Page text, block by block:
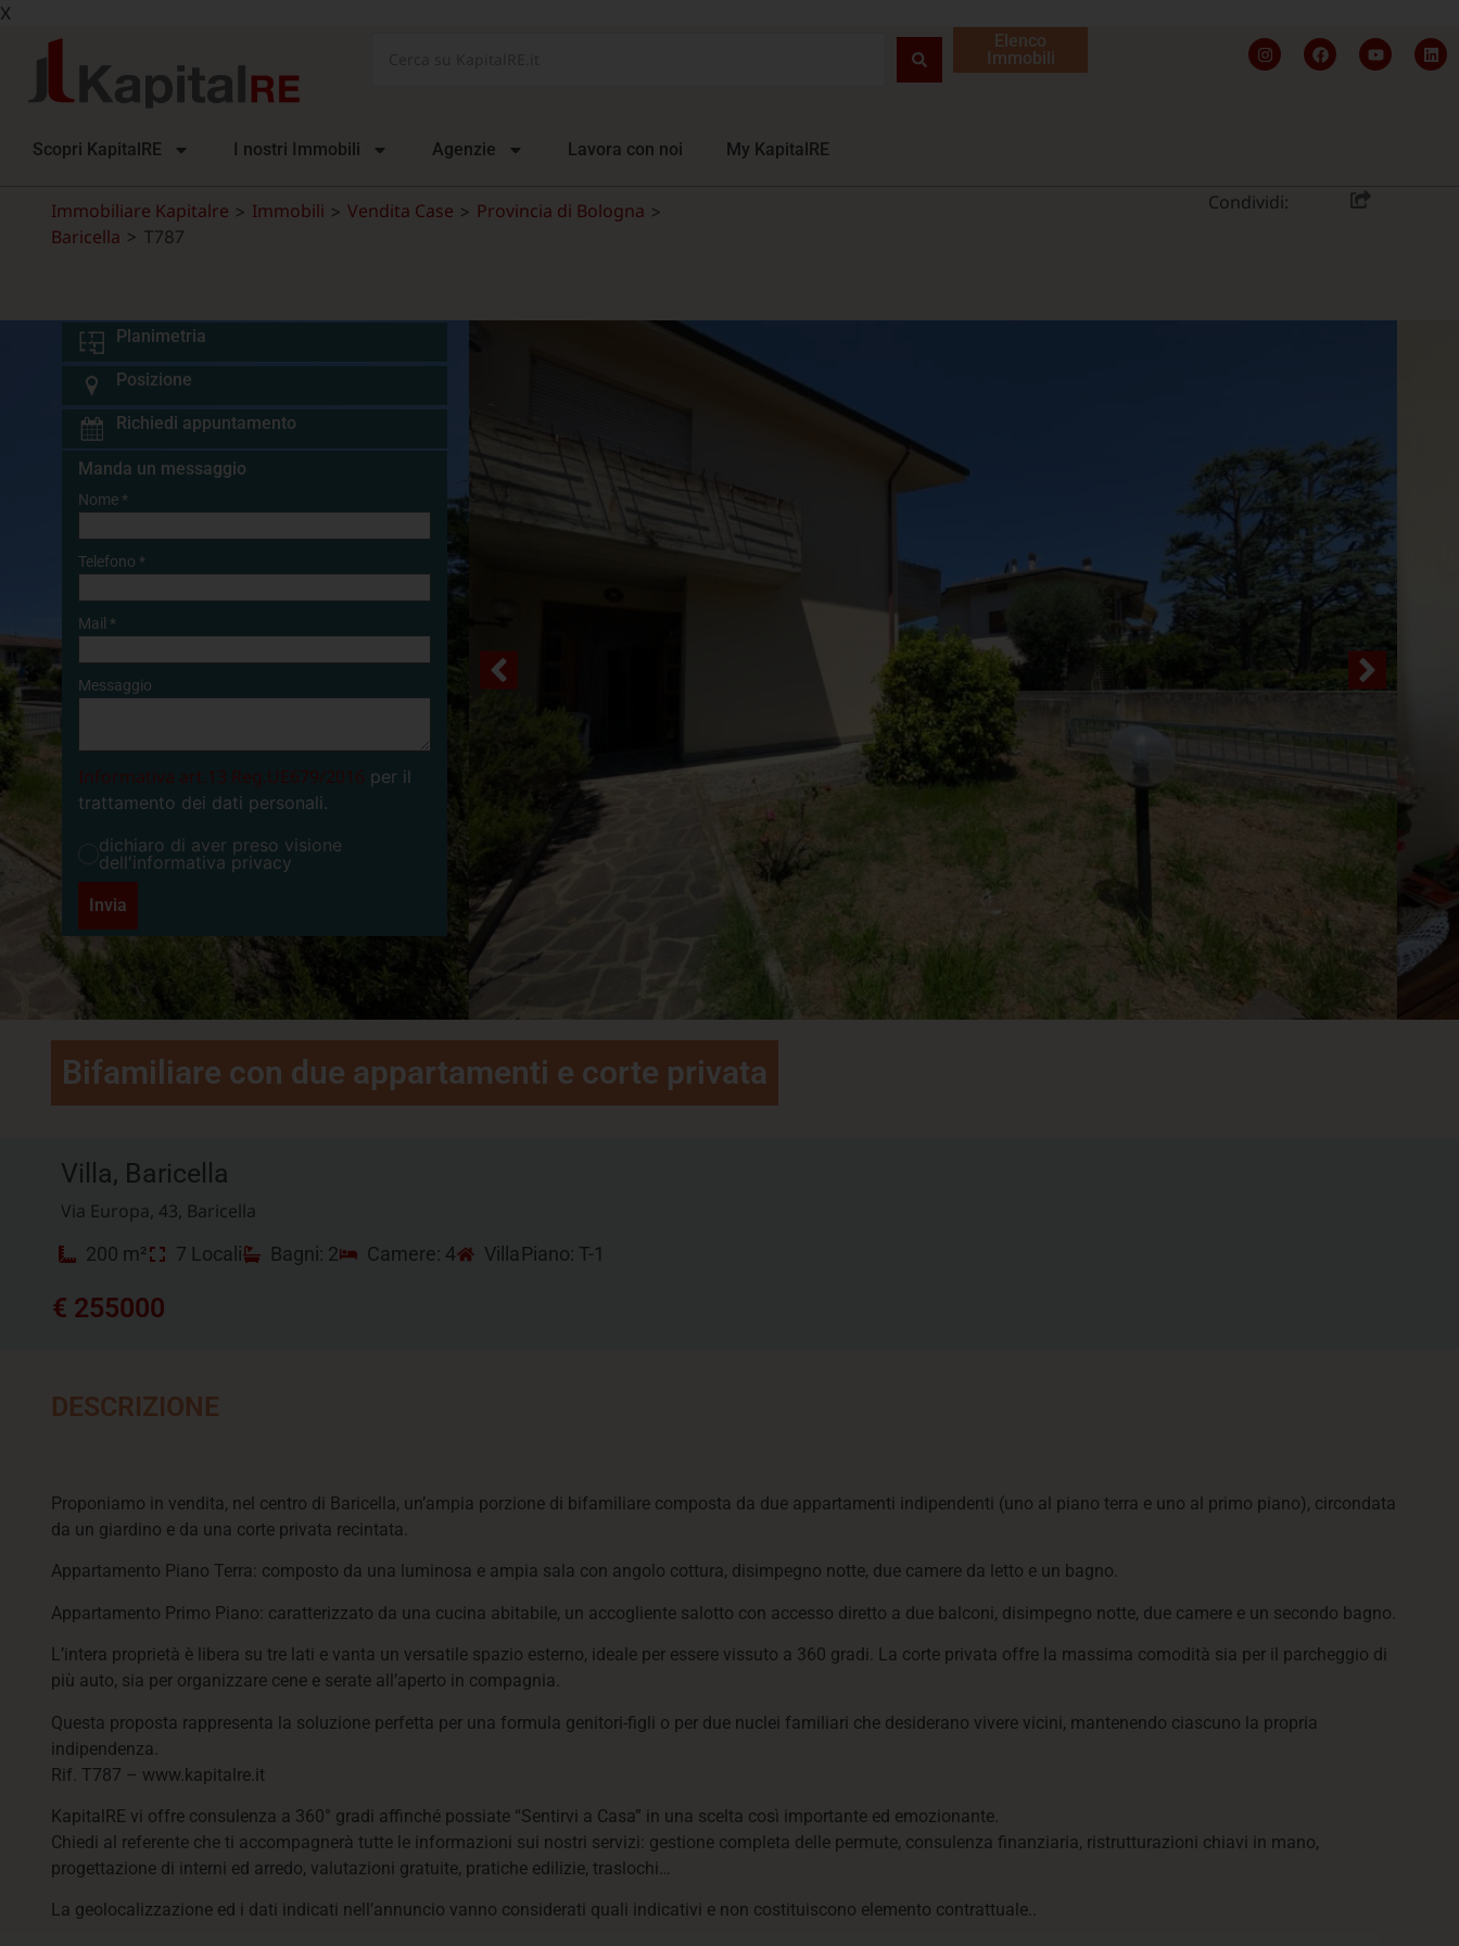
X
Elenco
Immobili
Scopri KapitalRE I nostri Immobili Agenzie Lavora con noi My KapitalRE
Immobiliare Kapitalre > Immobili > Vendita Case > Provincia di Bologna >
Baricella > T787
Condividi:
Planimetria
Posizione
Richiedi appuntamento
Manda un messaggio
Nome*
Telefono *
Mail *
Messaggio
Informativa art.13 Reg.UE679/2016 per il
trattamento dei dati personali.
dichiaro di aver preso visione
dell'informativa privacy
Invia
Bifamiliare con due appartamenti e corte privata
Villa, Baricella
Via Europa, 43, Baricella
200 m² 7 Locali Bagni: 2 Camere: 4 Villa Piano: T-1
€ 255000
DESCRIZIONE
Proponiamo in vendita, nel centro di Baricella, un’ampia porzione di bifamiliare composta da due appartamenti indipendenti (uno al piano terra e uno al primo piano), circondata
da un giardino e da una corte privata recintata.
Appartamento Piano Terra: composto da una luminosa e ampia sala con angolo cottura, disimpegno notte, due camere da letto e un bagno.
Appartamento Primo Piano: caratterizzato da una cucina abitabile, un accogliente salotto con accesso diretto a due balconi, disimpegno notte, due camere e un secondo bagno.
L’intera proprietà è libera su tre lati e vanta un versatile spazio esterno, ideale per essere vissuto a 360 gradi. La corte privata offre la massima comodità sia per il parcheggio di
più auto, sia per organizzare cene e serate all’aperto in compagnia.
Questa proposta rappresenta la soluzione perfetta per una formula genitori-figli o per due nuclei familiari che desiderano vivere vicini, mantenendo ciascuno la propria
indipendenza.
Rif. T787 – www.kapitalre.it
KapitalRE vi offre consulenza a 360° gradi affinché possiate “Sentirvi a Casa” in una scelta così importante ed emozionante.
Chiedi al referente che ti accompagnerà tutte le informazioni sui nostri servizi: gestione completa delle permute, consulenza finanziaria, ristrutturazioni chiavi in mano,
progettazione di interni ed arredo, valutazioni gratuite, pratiche edilizie, traslochi…
La geolocalizzazione ed i dati indicati nell’annuncio vanno considerati quali indicativi e non costituiscono elemento contrattuale..